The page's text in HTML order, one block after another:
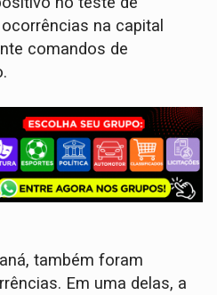
na capital
comandos de
também foram
Em uma delas, a